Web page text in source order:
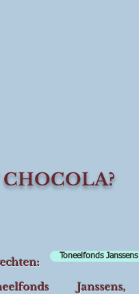
Janssens,
Toneelfonds Janssens